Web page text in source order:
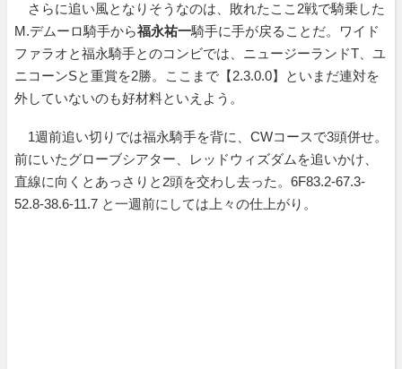
さらに追い風となりそうなのは、敗れたここ2戦で騎乗した
M.デムーロ騎手から福永祐一騎手に手が戻ることだ。ワイド
ファラオと福永騎手とのコンビでは、ニュージーランドT、ユ
ニコーンSと重賞を2勝。ここまで【2.3.0.0】といまだ連対を
外していないのも好材料といえよう。
1週前追い切りでは福永騎手を背に、CWコースで3頭併せ。
前にいたグローブシアター、レッドウィズダムを追いかけ、
直線に向くとあっさりと2頭を交わし去った。6F83.2-67.3-
52.8-38.6-11.7 と一週前にしては上々の仕上がり。